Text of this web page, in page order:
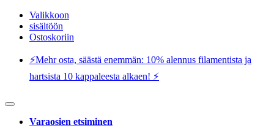
Valikkoon
sisältöön
Ostoskoriin
⚡️Mehr osta, säästä enemmän: 10% alennus filamentista ja
hartsista 10 kappaleesta alkaen! ⚡️
Varaosien etsiminen